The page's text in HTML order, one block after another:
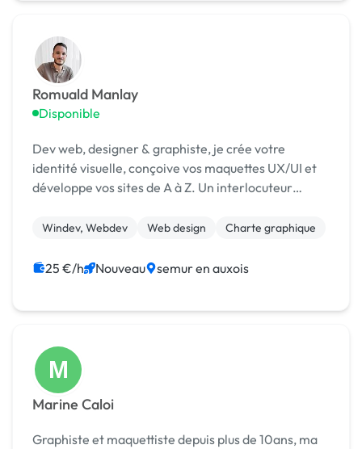
Romuald Manlay
Disponible
Dev web, designer & graphiste, je crée votre
identité visuelle, conçoive vos maquettes UX/UI et
développe vos sites de A à Z. Un interlocuteur
mesure !
Windev, Webdev Web design Charte graphique
25 €/h Nouveau semur en auxois
M
Marine Caloi
Graphiste et maquettiste depuis plus de 10ans, ma